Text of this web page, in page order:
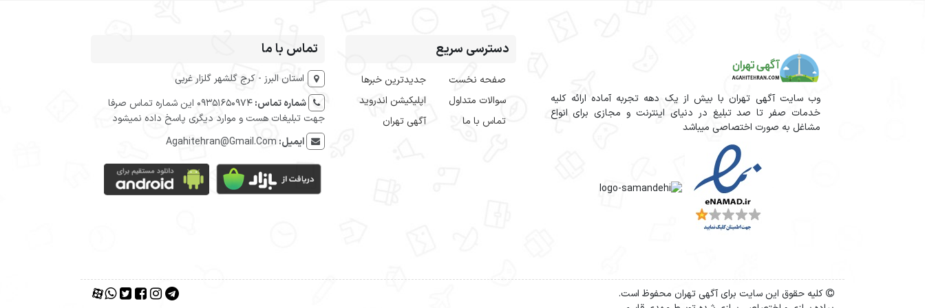
وب سایت آگهی تهران با بیش از یک دهه تجربه آماده ارائه کلیه
خدمات صفر تا صد تبلیغ در دنیای اینترنت و مجازی برای انواع
مشاغل به صورت اختصاصی میباشد
دسترسی سریع
صفحه نخست
سوالات متداول
تماس با ما
جدیدترین خبرها
اپلیکیشن اندروید
آگهی تهران
تماس با ما
استان البرز - کرج گلشهر گلزار غربی
شماره تماس:
09351650974 این شماره تماس صرفا
جهت تبلیغات هست و موارد دیگری پاسخ داده نمیشود
ایمیل: Agahitehran@Gmail.Com
کلیه حقوق این سایت برای آگهی تهران محفوظ است.